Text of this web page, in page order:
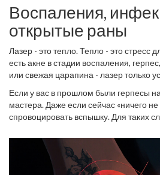
темнее или черными.
если родинка кажется «безопасной»,
осмотра дерматолога - никаких
Воспаления,
открытые раны
Лазер - это тепло. Тепло - это стресс
есть акне в стадии воспаления,
или свежая царапина - лазер только
оставить глубокие рубцы. Даже если
подпалили кожу после депиляции -
Минимум 7-10 дней.
Если у вас в прошлом были герпесы
мастера. Даже если сейчас «ничего
спровоцировать вспышку. Для таких
процедуры. Без них - риск рецидива